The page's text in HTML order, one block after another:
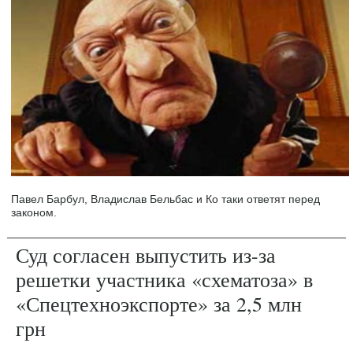
Павел Барбул, Владислав Бельбас и Ко таки ответят перед
законом.
Суд согласен выпустить из-за
решетки участника «схематоза» в
«Спецтехноэкспорте» за 2,5 млн
грн